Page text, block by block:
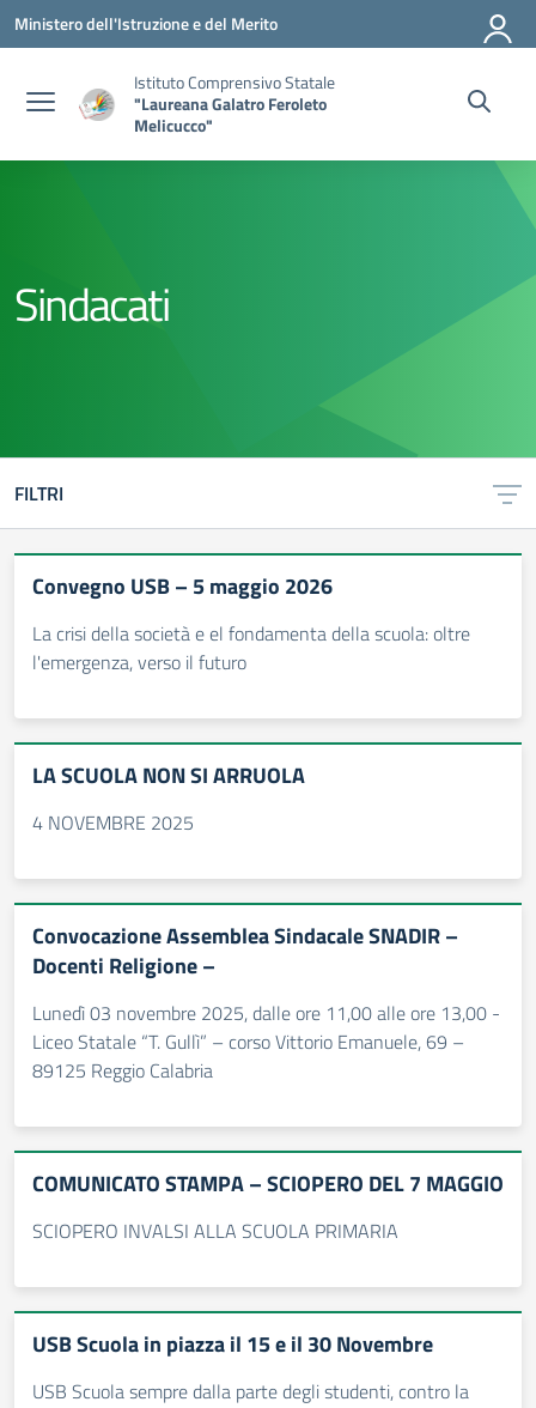
Vai ai contenuti
Vai al menu di navigazione
Vai al footer
Ministero dell'Istruzione e del Merito
Istituto Comprensivo Statale
"Laureana Galatro Feroleto
Melicucco"
Sindacati
FILTRI
Convegno USB – 5 maggio 2026
La crisi della società e el fondamenta della scuola: oltre
l'emergenza, verso il futuro
LA SCUOLA NON SI ARRUOLA
4 NOVEMBRE 2025
Convocazione Assemblea Sindacale SNADIR –
Docenti Religione –
Lunedì 03 novembre 2025, dalle ore 11,00 alle ore 13,00 -
Liceo Statale “T. Gullì” – corso Vittorio Emanuele, 69 –
89125 Reggio Calabria
COMUNICATO STAMPA – SCIOPERO DEL 7 MAGGIO
SCIOPERO INVALSI ALLA SCUOLA PRIMARIA
USB Scuola in piazza il 15 e il 30 Novembre
USB Scuola sempre dalla parte degli studenti, contro la